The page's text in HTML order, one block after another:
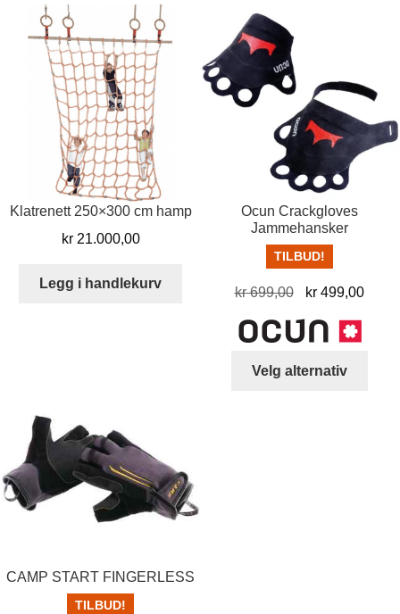
Klatrenett 250×300 cm hamp
kr21.000,00
Legg i handlekurv
Ocun Crackgloves
Jammehansker
TILBUD!
kr699,00
Opprinnelig
var:
kr 499,00
Velg alternativ
CAMP START FINGERLESS
TILBUD!